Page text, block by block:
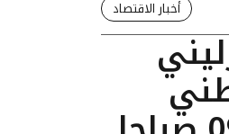
أخبار الاقتصاد